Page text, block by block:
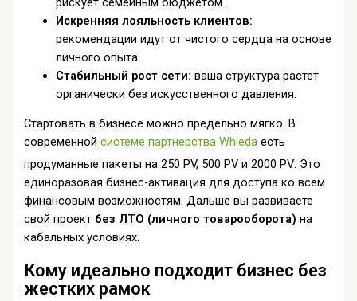
Искренняя лояльность клиентов:
рекомендации идут от чистого сердца на основе
личного опыта.
Стабильный рост сети: ваша структура растет
органически без искусственного давления.
Стартовать в бизнесе можно предельно мягко. В
современнойсистеме партнерства Whieda есть
продуманные пакеты на 250 PV, 500 PV и 2000 PV. Это
единоразовая бизнес-активация для доступа ко всем
финансовым возможностям. Дальше вы развиваете
свой проект без ЛТО (личного товарооборота) на
кабальных условиях.
Кому идеально подходит бизнес без
жестких рамок